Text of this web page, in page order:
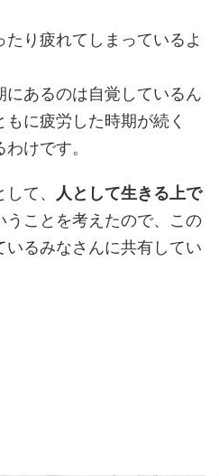
り疲れてしまっているよ
あるのは自覚しているん
に疲労した時期が続く
けです。
て、
人として生きる上で
うことを考えたので、この
るみなさんに共有してい